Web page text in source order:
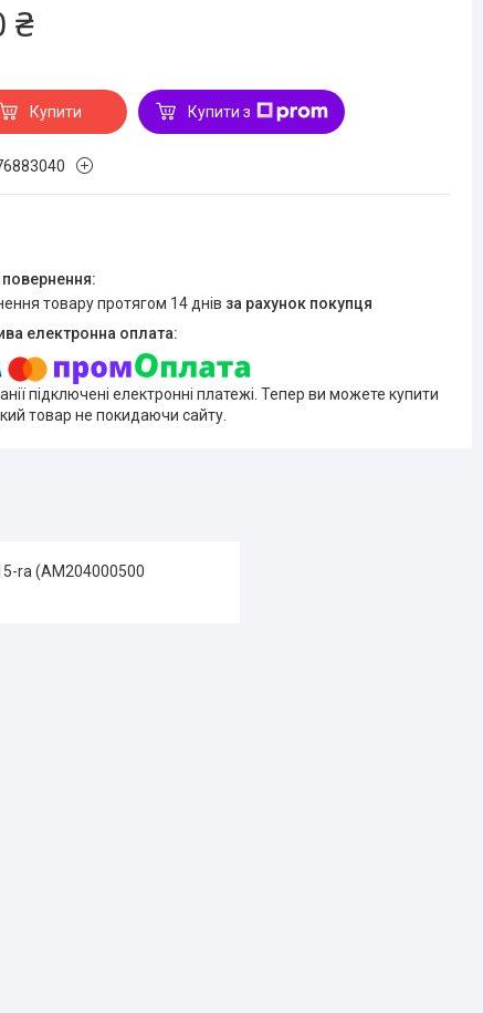
₴
Купити Купити з
товару протягом 14 днів за рахунок покупця
підключені електронні платежі. Тепер ви можете купити
товар не покидаючи сайту.
ra (AM204000500